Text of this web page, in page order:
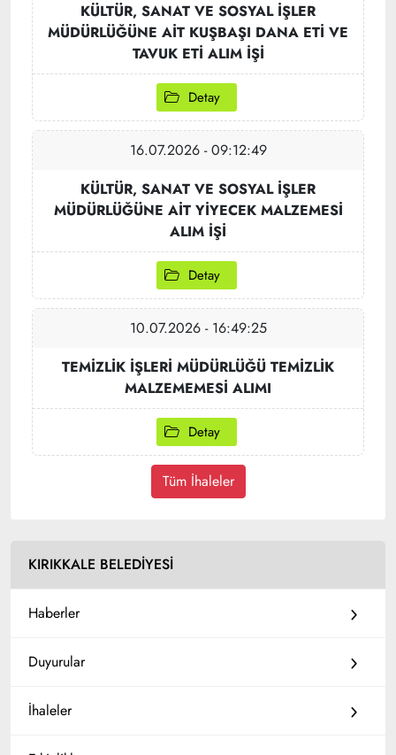
KIRIKKALE BELEDİYESİ
Haberler
Duyurular
İhaleler
KÜLTÜR, SANAT VE SOSYAL İŞLER
MÜDÜRLÜĞÜNE AİT KUŞBAŞI DANA ETİ VE
TAVUK ETİ ALIM İŞİ
Detay
16.07.2026 - 09:12:49
KÜLTÜR, SANAT VE SOSYAL İŞLER
MÜDÜRLÜĞÜNE AİT YİYECEK MALZEMESİ
ALIM İŞİ
Detay
10.07.2026 - 16:49:25
TEMİZLİK İŞLERİ MÜDÜRLÜĞÜ TEMİZLİK
MALZEMEMESİ ALIMI
Detay
Tüm İhaleler